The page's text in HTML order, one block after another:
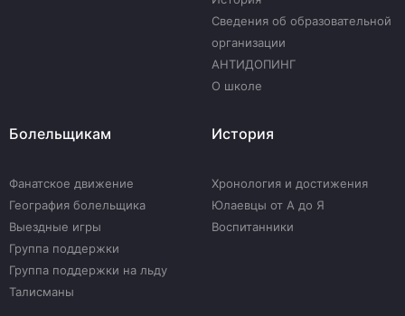
Сведения об образовательной
организации
АНТИДОПИНГ
О школе
Болельщикам
Фанатское движение
География болельщика
Выездные игры
Группа поддержки
Группа поддержки на льду
Талисманы
История
Хронология и достижения
Юлаевцы от А до Я
Воспитанники